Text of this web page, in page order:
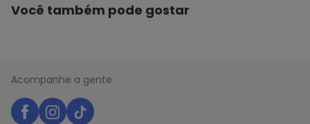
Decote Frente : REDONDO
Fornecedor: ATELIE DA CRIANÇA / CNPJ 30.001.014/0001-90
estampa
Composição: BLUSA 100% ALGODÃO - SHORTS 100%
POLIESTER
Você também pode gostar
Acompanhe a gente